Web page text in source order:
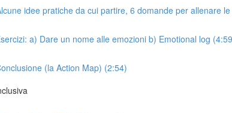
idee pratiche da cui partire, 6 domande per allenare
a) Dare un nome alle emozioni b) Emotional log
(la Action Map) (2:54)